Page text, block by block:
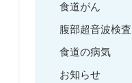
食道がん
腹部超音波検査
食道の病気
お知らせ